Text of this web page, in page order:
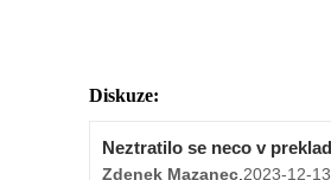
Diskuze:
Neztratilo se neco v
Zdenek Mazanec,2023-12-